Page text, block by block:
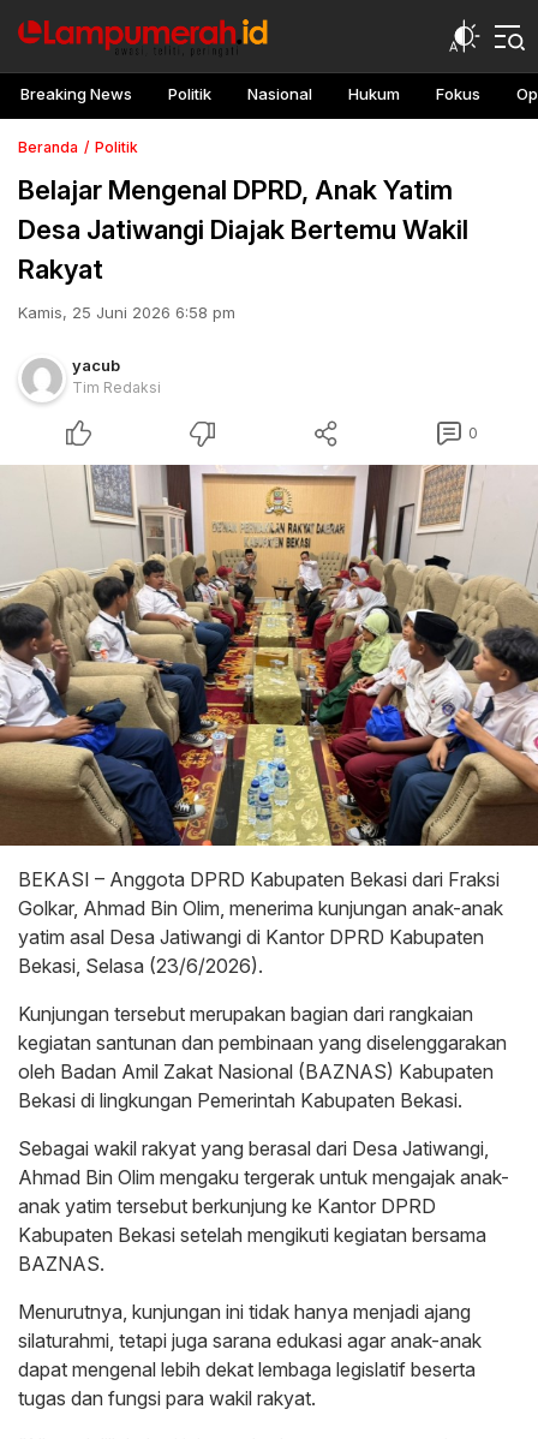
Breaking News Politik Nasional Hukum Fokus
Beranda Politik
‎Belajar Mengenal DPRD, Anak Yatim
Desa Jatiwangi Diajak Bertemu Wakil
Rakyat
Kamis, 25 Juni 2026 6:58 pm
yacub
Tim Redaksi
0
‎BEKASI – Anggota DPRD Kabupaten Bekasi dari Fraksi
Golkar, Ahmad Bin Olim, menerima kunjungan anak-anak
yatim asal Desa Jatiwangi di Kantor DPRD Kabupaten
Bekasi, Selasa (23/6/2026).
‎Kunjungan tersebut merupakan bagian dari rangkaian
kegiatan santunan dan pembinaan yang diselenggarakan
oleh Badan Amil Zakat Nasional (BAZNAS) Kabupaten
Bekasi di lingkungan Pemerintah Kabupaten Bekasi.
‎Sebagai wakil rakyat yang berasal dari Desa Jatiwangi,
Ahmad Bin Olim mengaku tergerak untuk mengajak anak-
anak yatim tersebut berkunjung ke Kantor DPRD
Kabupaten Bekasi setelah mengikuti kegiatan bersama
BAZNAS.
‎Menurutnya, kunjungan ini tidak hanya menjadi ajang
silaturahmi, tetapi juga sarana edukasi agar anak-anak
dapat mengenal lebih dekat lembaga legislatif beserta
tugas dan fungsi para wakil rakyat.